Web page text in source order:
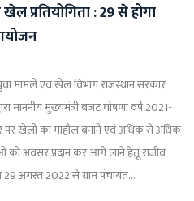
प्रतियोगिता : 29 से होगा
मामले एवं खेल विभाग राजस्थान सरकार
माननीय मुख्यमंत्री बजट घोषणा वर्ष 2021-
पर खेलों का माहौल बनाने एवं अधिक से अधिक
को अवसर प्रदान कर आगे लाने हेतू राजीव
अगस्त 2022 से ग्राम पंचायत...